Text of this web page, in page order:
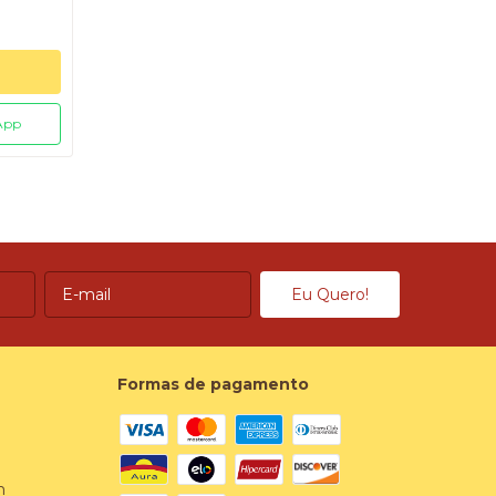
Formas de pagamento